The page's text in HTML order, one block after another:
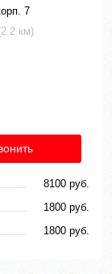
7
км)
8100 руб.
1800 руб.
1800 руб.